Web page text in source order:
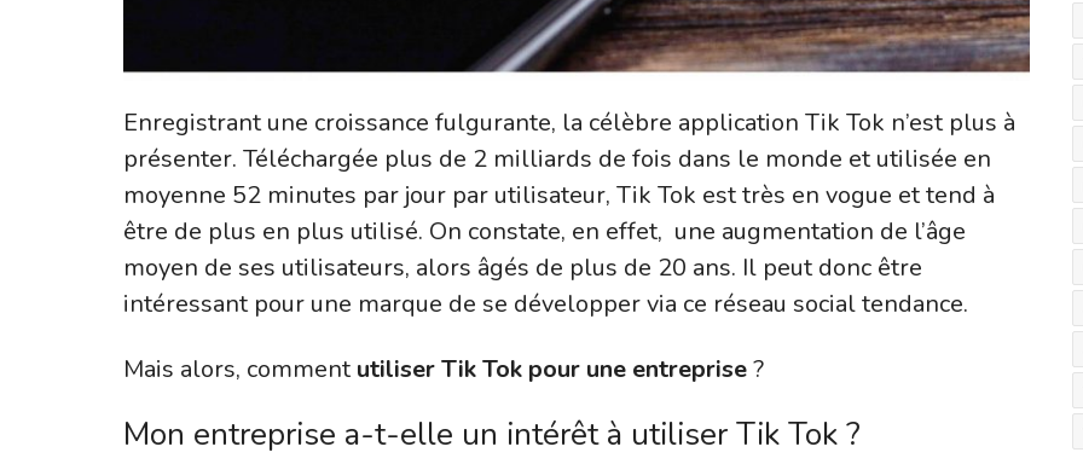
Enregistrant une croissance fulgurante, la célèbre application Tik Tok n’est plus à
présenter. Téléchargée plus de 2 milliards de fois dans le monde et utilisée en
moyenne 52 minutes par jour par utilisateur, Tik Tok est très en vogue et tend à
être de plus en plus utilisé. On constate, en effet, une augmentation de l’âge
moyen de ses utilisateurs, alors âgés de plus de 20 ans. Il peut donc être
intéressant pour une marque de se développer via ce réseau social tendance.
Mais alors, comment utiliser Tik Tok pour une entreprise?
Mon entreprise a-t-elle un intérêt à utiliser Tik Tok ?